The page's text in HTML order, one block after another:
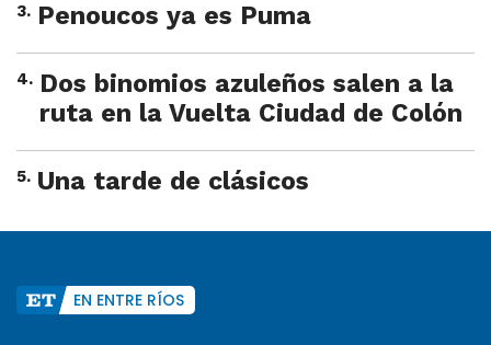
3. Penoucos ya es Puma
4. Dos binomios azuleños salen a la
ruta en la Vuelta Ciudad de Colón
5. Una tarde de clásicos
EN ENTRE RÍOS